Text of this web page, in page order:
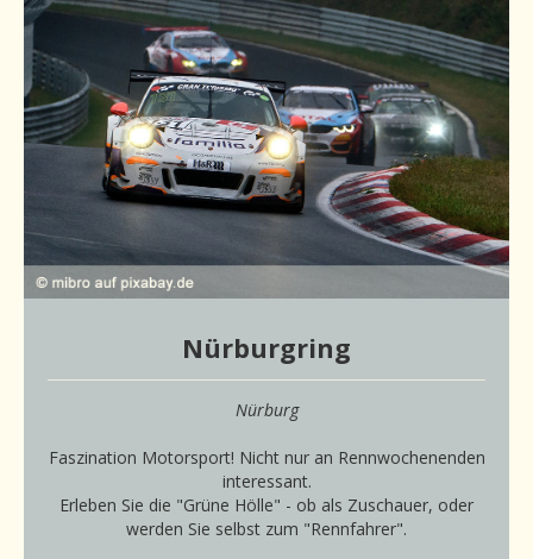
Nürburgring
Nürburg
Faszination Motorsport! Nicht nur an Rennwochenenden
interessant.
Erleben Sie die "Grüne Hölle" - ob als Zuschauer, oder
werden Sie selbst zum "Rennfahrer".